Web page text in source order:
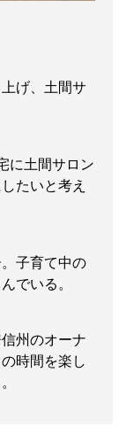
げ、土間サ
に土間サロン
たいと考え
子育て中の
でいる。
州のオーナ
時間を楽し